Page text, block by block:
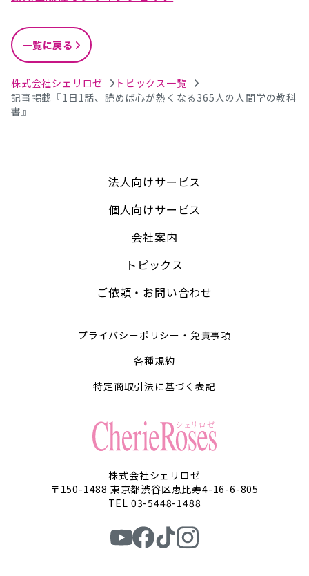
株式会社シェリロゼ
トピックス一覧
記事掲載『1日1話、読めば心が熱くなる365人の人間学の教科
書』
一覧に戻る
法人向けサービス
個人向けサービス
会社案内
トピックス
ご依頼・お問い合わせ
プライバシーポリシー・免責事項
各種規約
特定商取引法に基づく表記
株式会社シェリロゼ
〒150-1488 東京都渋谷区恵比寿4-16-6-805
TEL 03-5448-1488